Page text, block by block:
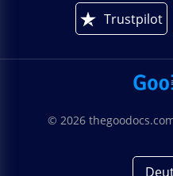
Trustpilot
© 2026